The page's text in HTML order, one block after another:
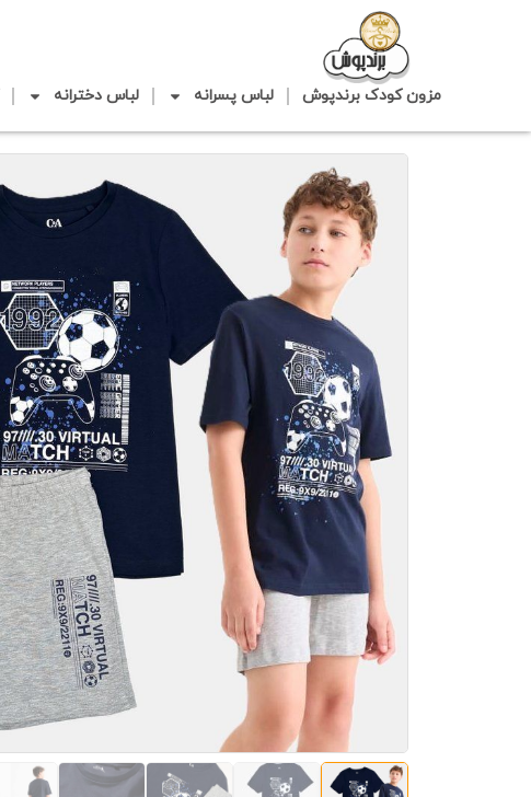
مزون کودک برندپوش لباس پسرانه لباس دخترانه